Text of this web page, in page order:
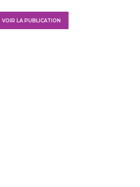
VOIR LA PUBLICATION